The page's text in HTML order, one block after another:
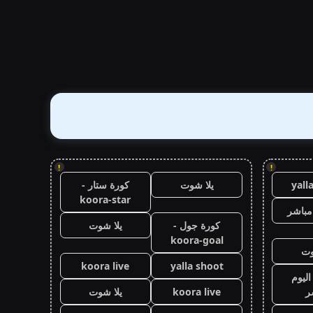
!
!
يلا شوت
كورة ستار -
koora-star
كورة جول -
koora-goal
يلا شوت
yalla shoot
koora live
koora live
يلا شوت